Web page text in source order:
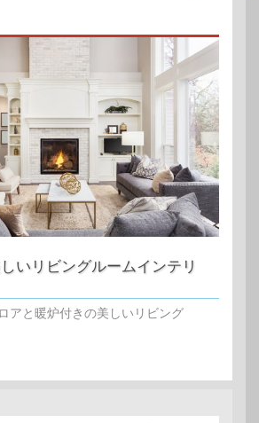
いリビングルームインテリ
アと暖炉付きの美しいリビング